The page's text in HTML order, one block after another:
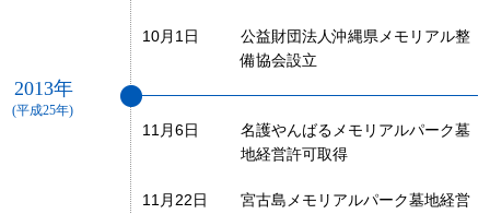
10月1日
公益財団法人沖縄県メモリアル整
備協会設立
2013年
(平成25年)
11月6日
名護やんばるメモリアルパーク墓
地経営許可取得
11月22日
宮古島メモリアルパーク墓地経営